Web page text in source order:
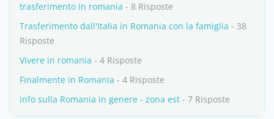
trasferimento in romania - 8 Risposte
Trasferimento dall'Italia in Romania con la famiglia - 38
Risposte
Vivere in romania - 4 Risposte
Finalmente in Romania - 4 Risposte
info sulla Romania in genere - zona est - 7 Risposte